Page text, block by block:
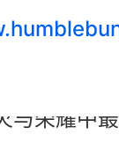
与荣耀中